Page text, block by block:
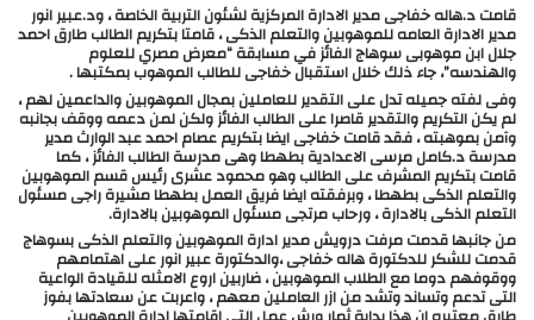
قامت د.هاله خفاجى مدير الادارة المركزية لشئون التربية الخاصة ، ود.عبير انور
مدير الادارة العامه للموهوبين والتعلم الذكى ، قامتا بتكريم الطالب طارق احمد
جلال ابن موهوبى سوهاج الفائز في مسابقة “معرض مصري للعلوم
والهندسه”، جاء ذلك خلال استقبال خفاجى للطالب الموهوب بمكتبها .
وفى لفته جميله تدل على التقدير للعاملين بمجال الموهوبين والداعمين لهم ،
لم يكن التكريم والتقدير قاصرا على الطالب الفائز ولكن لمن دعمه ووقف بجانبه
وآمن بموهبته ، فقد قامت خفاجى ايضا بتكريم عصام احمد عبد الوارث مدير
مدرسة د.كامل مرسى الاعدادية بطهطا وهى مدرسة الطالب الفائز ، كما
قامت بتكريم المشرف على الطالب وهو محمود عشرى رئيس قسم الموهوبين
والتعلم الذكى بطهطا ، وبرفقته ايضا فريق العمل بطهطا مشيرة راجى مسئول
التعلم الذكى بالادارة ، ورحاب مرتجى مسئول الموهوبين بالادارة.
من جانبها قدمت مرفت درويش مدير ادارة الموهوبين والتعلم الذكى بسوهاج
قدمت للشكر للدكتورة هاله خفاجى ،والدكتورة عبير انور على اهتمامهم
ووقوفهم دوما مع الطلاب الموهوبين ، ضاربين اروع الامثله للقيادة الواعية
التى تدعم وتساند وتشد من ازر العاملين معهم ، واعربت عن سعادتها بفوز